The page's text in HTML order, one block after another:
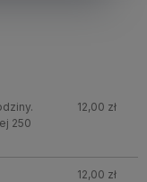
250
12,00 zł
12,00 zł